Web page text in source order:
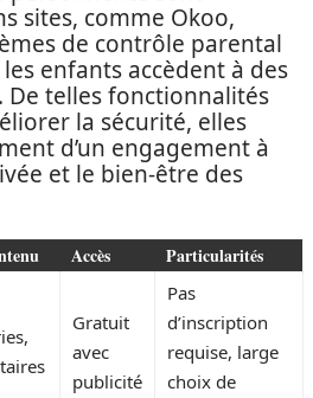
sites, comme Okoo,
de contrôle parental
enfants accèdent à des
De telles fonctionnalités
la sécurité, elles
d’un engagement à
et le bien-être des
Accès Particularités
Gratuit
avec
publicité
Pas
d’inscription
requise, large
choix de